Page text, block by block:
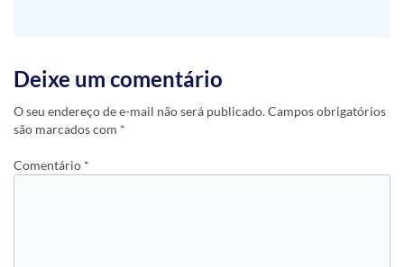
Deixe um comentário
O seu endereço de e-mail não será publicado.Campos obrigatórios
são marcados com *
Comentário *